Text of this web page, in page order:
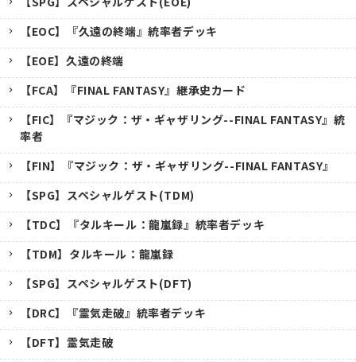
【EOC】『久遠の終端』統率者デッキ
【EOE】久遠の終端
【FCA】『FINAL FANTASY』継承史カード
【FIC】『マジック：ザ・ギャザリング--FINAL FANTASY』統
率者
【FIN】『マジック：ザ・ギャザリング--FINAL FANTASY』
【SPG】スペシャルゲスト(TDM)
【TDC】『タルキール：龍嵐録』統率者デッキ
【TDM】タルキール：龍嵐録
【SPG】スペシャルゲスト(DFT)
【DRC】『霊気走破』統率者デッキ
【DFT】霊気走破